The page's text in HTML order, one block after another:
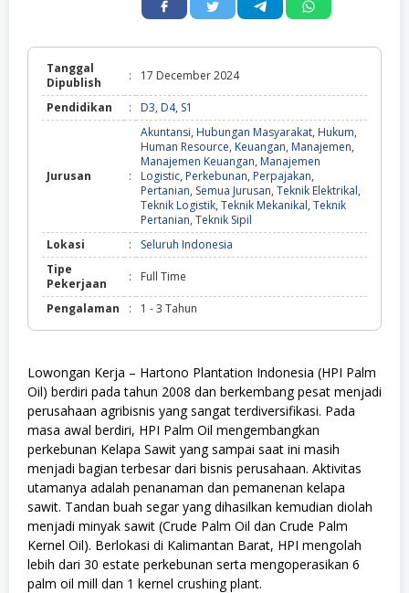
Tanggal
Dipublish
: 17 December 2024
Pendidikan : D3, D4, S1
Jurusan :
Akuntansi, Hubungan Masyarakat, Hukum,
Human Resource, Keuangan, Manajemen,
Manajemen Keuangan, Manajemen
Logistic, Perkebunan, Perpajakan,
Pertanian, Semua Jurusan, Teknik Elektrikal,
Teknik Logistik, Teknik Mekanikal, Teknik
Pertanian, Teknik Sipil
Lokasi
:
Seluruh Indonesia
Tipe
Pekerjaan
: Full Time
Pengalaman : 1 - 3 Tahun
Lowongan Kerja – Hartono Plantation Indonesia (HPI Palm
Oil) berdiri pada tahun 2008 dan berkembang pesat menjadi
perusahaan agribisnis yang sangat terdiversifikasi. Pada
masa awal berdiri, HPI Palm Oil mengembangkan
perkebunan Kelapa Sawit yang sampai saat ini masih
menjadi bagian terbesar dari bisnis perusahaan. Aktivitas
utamanya adalah penanaman dan pemanenan kelapa
sawit. Tandan buah segar yang dihasilkan kemudian diolah
menjadi minyak sawit (Crude Palm Oil dan Crude Palm
Kernel Oil). Berlokasi di Kalimantan Barat, HPI mengolah
lebih dari 30 estate perkebunan serta mengoperasikan 6
palm oil mill dan 1 kernel crushing plant.